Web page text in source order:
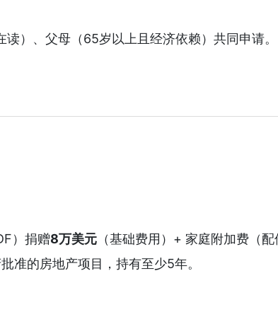
）、父母（65岁以上且经济依赖）共同申请。
）捐赠8万美元 （基础费用）+ 家庭附加费（
准的房地产项目，持有至少5年。